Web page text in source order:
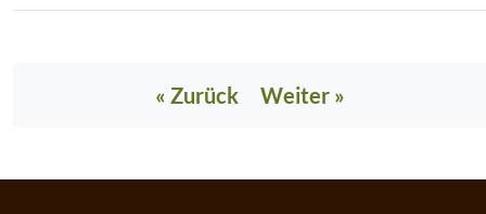
« Zurück Weiter »